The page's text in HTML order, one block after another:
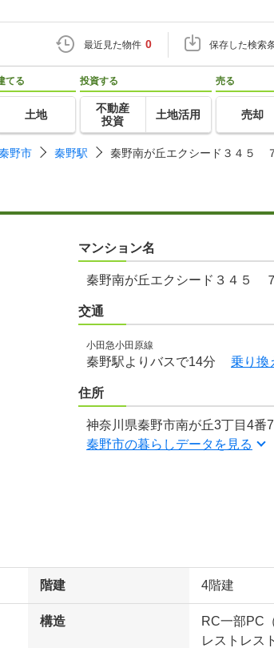
最近見た物件 0 保存した検索
てる
土地
投資する
不動産
投資
土地活用
売る
売却
野市 秦野駅 秦野南が丘エクシード３４５
マンション名
秦野南が丘エクシード３４５
交通
小田急小田原線
秦野駅よりバスで14分 乗り換
住所
神奈川県秦野市南が丘3丁目4番
秦野市の暮らしデータを見る
階建 4階建
構造
RC一部PC
レストレス